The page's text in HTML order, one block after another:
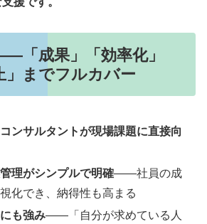
「成果」「効率化」
」までフルカバー
ンサルタントが現場課題に直接向
理がシンプルで明確——社員の成
化でき、納得性も高まる
も強み——「自分が求めている人